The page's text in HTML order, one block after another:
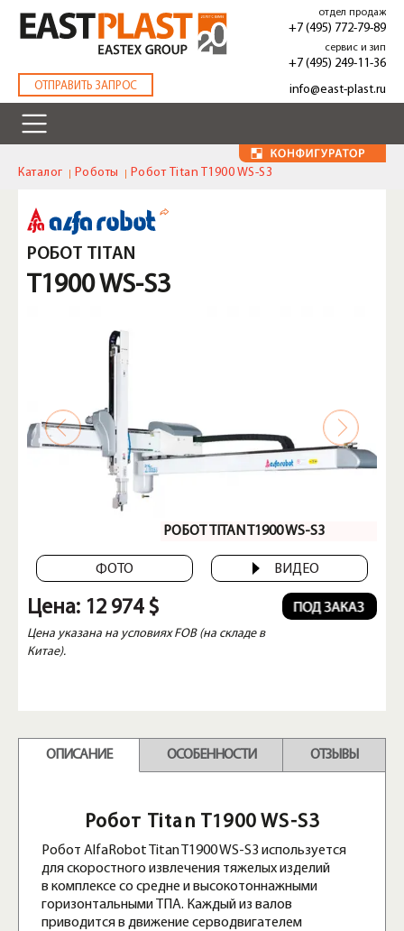
основному
содержанию
ОТПРАВИТЬ ЗАПРОС
отдел продаж
+7 (495) 772-79-89
сервис и зип
+7 (495) 249-11-36
info@east-plast.ru
Каталог Роботы Робот Titan T1900 WS-S3
РОБОТ TITAN
T1900 WS-S3
РОБОТ TITAN T1900 WS-S3
ФОТО ВИДЕО
Цена: 12 974 $
Цена указана на условиях FOB (на складе в
Китае).
ОПИСАНИЕ ОСОБЕННОСТИ ОТЗЫВЫ
Робот Titan T1900 WS-S3
Робот AlfaRobot Titan T1900 WS-S3 используется
для скоростного извлечения тяжелых изделий
в комплексе со средне и высокотоннажными
горизонтальными ТПА. Каждый из валов
приводится в движение серводвигателем